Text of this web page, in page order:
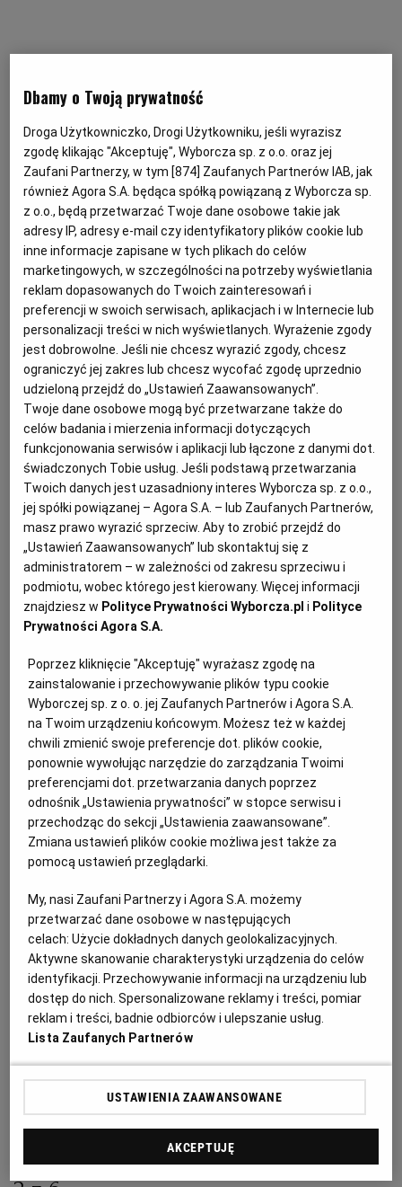
SZCZECIN
TORUŃ
TRÓJMIASTO
WAŁBRZYCH
WARSZAWA
WROCŁAW
ZAKOPANE
ZIELONA GÓRA
500 g
truskawek oczyszczonych i pokrojonych na
kawałeczki + kilka całych do dekoracji
70 g cukru trzcinowego
30 g mąki kukurydzianej
otarta skórka i sok z 1/2 pomarańczy
1 łyżeczka konfitury z płatków róży (można dać nieco
więcej)
ziarenka z 1 laskiwanilii
Oraz:
1 jajko
cukier puder
gęsta kwaśnaśmietana
Sposób przygotowania
Robimy ciasto: ucieramy masło z cukrem i skórką z
cytryny (lub pomarańczy). Kiedy powstanie jasna
puszysta masa, kolejno dodajemy żółtka, ucierając.
Wsypujemy mąkę z proszkiem do pieczenia, orzechy i
przyprawy. Mieszamy mikserem na niskich obrotach,
ciasta kulę, zawijamy w folię i wkładamy do lodówki na
2 godziny. Ciasto dzielimy na pięć równych części.
Cztery z nich rozwałkowujemy do średnicy 15 cm i
wykładamy ciastem foremki o takiej samej średnicy
(jeśli ciasto się kruszy, wyklejamy nim foremki).
Wkładamy na 30 minut do lodówki. Resztę ciasta
rozwałkowujemy, kroimy w centymetrowe paski,
układamy je na blasze wyściełanej pergaminem i
również wkładamy do lodówki. Rozgrzewamy
piekarnik do 180°C. Przygotowujemy truskawki:
mieszamy je z cukrem, mąką, skórką i sokiem z
pomarańczy, konfiturą oraz wanilią. Owoce
równomiernie rozkładamy na schłodzonym cieście. Na
wierzchu układamy kratkę z pasków ciasta, smarujemy
roztrzepanym jajkiem, pieczemy 30-35 minut. Po
wyjęciu z piekarnika pozostawiamy ciastka w formie na
pół godziny, dopiero potem ostrożnie wyjmujemy.
Posypujemy cukrem pudrem, dekorujemy całymi
truskawkami, podajemy z kwaśną śmietaną.
Dbamy o Twoją prywatność
Droga Użytkowniczko, Drogi Użytkowniku, jeśli wyrazisz
zgodę klikając "Akceptuję", Wyborcza sp. z o.o. oraz jej
Zaufani Partnerzy, w tym [874] Zaufanych Partnerów IAB, jak
również Agora S.A. będąca spółką powiązaną z Wyborcza sp.
z o.o., będą przetwarzać Twoje dane osobowe takie jak
adresy IP, adresy e-mail czy identyfikatory plików cookie lub
inne informacje zapisane w tych plikach do celów
marketingowych, w szczególności na potrzeby wyświetlania
reklam dopasowanych do Twoich zainteresowań i
preferencji w swoich serwisach, aplikacjach i w Internecie lub
personalizacji treści w nich wyświetlanych. Wyrażenie zgody
jest dobrowolne. Jeśli nie chcesz wyrazić zgody, chcesz
ograniczyć jej zakres lub chcesz wycofać zgodę uprzednio
udzieloną przejdź do „Ustawień Zaawansowanych”.
Twoje dane osobowe mogą być przetwarzane także do
celów badania i mierzenia informacji dotyczących
funkcjonowania serwisów i aplikacji lub łączone z danymi dot.
świadczonych Tobie usług. Jeśli podstawą przetwarzania
Twoich danych jest uzasadniony interes Wyborcza sp. z o.o.,
jej spółki powiązanej – Agora S.A. – lub Zaufanych Partnerów,
masz prawo wyrazić sprzeciw. Aby to zrobić przejdź do
„Ustawień Zaawansowanych” lub skontaktuj się z
administratorem – w zależności od zakresu sprzeciwu i
podmiotu, wobec którego jest kierowany. Więcej informacji
znajdziesz w Polityce Prywatności Wyborcza.pl i Polityce
Prywatności Agora S.A.
Poprzez kliknięcie "Akceptuję" wyrażasz zgodę na
zainstalowanie i przechowywanie plików typu cookie
Wyborczej sp. z o. o. jej Zaufanych Partnerów i Agora S.A.
na Twoim urządzeniu końcowym. Możesz też w każdej
chwili zmienić swoje preferencje dot. plików cookie,
ponownie wywołując narzędzie do zarządzania Twoimi
preferencjami dot. przetwarzania danych poprzez
odnośnik „Ustawienia prywatności” w stopce serwisu i
przechodząc do sekcji „Ustawienia zaawansowane”.
Zmiana ustawień plików cookie możliwa jest także za
pomocą ustawień przeglądarki.
My, nasi Zaufani Partnerzy i Agora S.A. możemy
przetwarzać dane osobowe w następujących
celach:Użycie dokładnych danych geolokalizacyjnych.
Aktywne skanowanie charakterystyki urządzenia do celów
identyfikacji. Przechowywanie informacji na urządzeniu lub
dostęp do nich. Spersonalizowane reklamy i treści, pomiar
reklam i treści, badnie odbiorców i ulepszanie usług.
Lista Zaufanych Partnerów
USTAWIENIA ZAAWANSOWANE
AKCEPTUJĘ